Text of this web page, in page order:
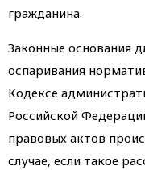
гражданина.
Законные основания
оспаривания
Кодексе
Российской
правовых актов
случае, если такое